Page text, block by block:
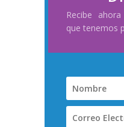
Recibe
que tenemos